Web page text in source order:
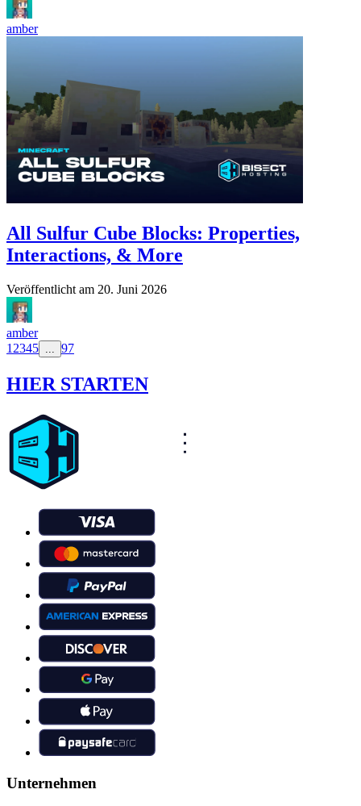
amber
All Sulfur Cube Blocks: Properties,
Interactions, & More
Veröffentlicht am 20. Juni 2026
amber
1 2345 97
HIER STARTEN
Unternehmen